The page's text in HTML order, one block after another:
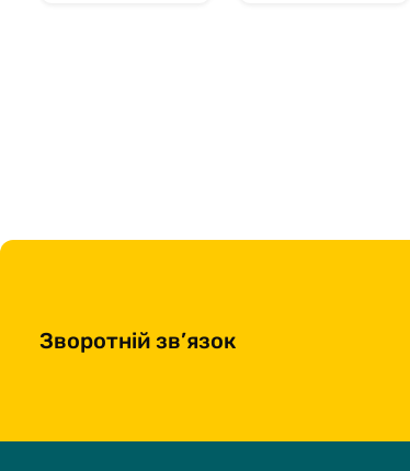
Зворотній зв’язок